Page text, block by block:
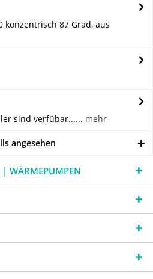
konzentrisch 87 Grad, aus
sind verfübar...... mehr
angesehen
WÄRMEPUMPEN